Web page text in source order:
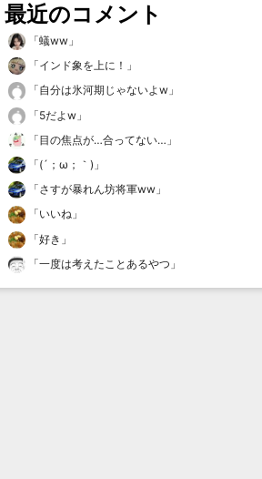
最近のコメント
「蟻ww 」
「インド象を上に！ 」
「自分は氷河期じゃないよw 」
「5だよw 」
「目の焦点が…合ってない… 」
「(´；ω；｀) 」
「さすが暴れん坊将軍ww 」
「いいね 」
「好き 」
「一度は考えたことあるやつ 」